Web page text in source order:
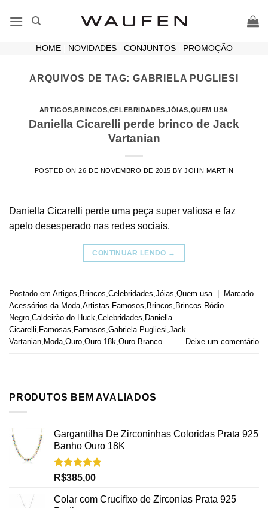
HOME| NOVIDADES| CONJUNTOS| PROMOÇÃO
ARQUIVOS DE TAG: GABRIELA PUGLIESI
ARTIGOS,BRINCOS,CELEBRIDADES,JÓIAS,QUEM USA
Daniella Cicarelli perde brinco de Jack
Vartanian
POSTED ON26 DE NOVEMBRO DE 2015 BY JOHN MARTIN
Daniella Cicarelli perde uma peça super valiosa e faz
apelo desesperado nas redes sociais.
CONTINUAR LENDO →
Postado em Artigos Brincos Celebridades Jóias Quem usa
Marcado
Acessórios da Moda Artistas Famosos Brincos Brincos Ródio
Negro Caldeirão do Huck Celebridades Daniella
Cicarelli Famosas Famosos Gabriela Pugliesi Jack
Vartanian Moda Ouro Ouro 18k Ouro Branco Deixe um comentário
PRODUTOS BEM AVALIADOS
Gargantilha De Zirconinhas Coloridas Prata 925
Banho Ouro 18K
Avaliação
R$385,00
Colar com Crucifixo de Zirconias Prata 925